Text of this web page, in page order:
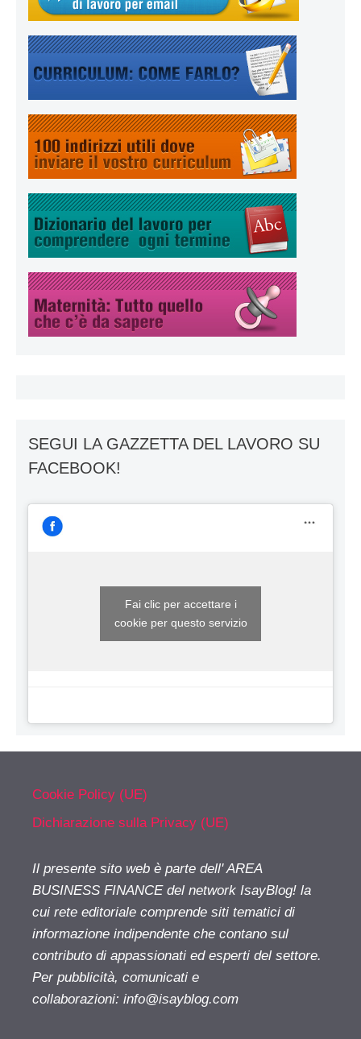
SEGUI LA GAZZETTA DEL LAVORO SU
FACEBOOK!
Fai clic per accettare i
cookie per questo servizio
Cookie Policy (UE)
Dichiarazione sulla Privacy (UE)
Il presente sito web è parte dell' AREA
BUSINESS FINANCE del network IsayBlog! la
cui rete editoriale comprende siti tematici di
informazione indipendente che contano sul
contributo di appassionati ed esperti del settore.
Per pubblicità, comunicati e
collaborazioni: info@isayblog.com